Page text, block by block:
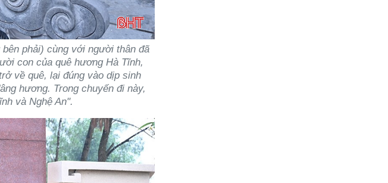
phải) cùng với người thân đã
con của quê hương Hà Tĩnh,
về quê, lại đúng vào dịp sinh
hương. Trong chuyến đi này,
và Nghệ An".